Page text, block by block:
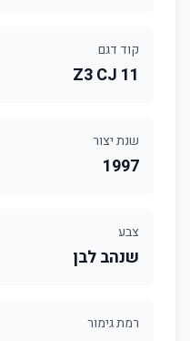
קוד דגם
Z3 CJ 11
שנת יצור
1997
צבע
שנהב לבן
רמת גימור